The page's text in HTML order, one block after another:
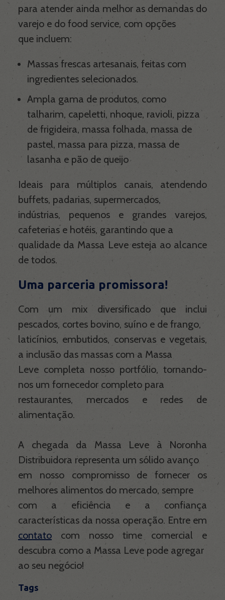
para atender ainda melhor as demandas do
varejo e do food service, com opções
que incluem:
Massas frescas artesanais, feitas com
ingredientes selecionados.
Ampla gama de produtos, como
talharim, capeletti, nhoque, ravioli, pizza
de frigideira, massa folhada, massa de
pastel, massa para pizza, massa de
lasanha e pão de queijo
Ideais para múltiplos canais, atendendo
buffets, padarias, supermercados,
indústrias, pequenos e grandes varejos,
cafeterias e hotéis, garantindo que a
qualidade da Massa Leve esteja ao alcance
de todos.
Uma parceria promissora!
Com um mix diversificado que inclui
pescados, cortes bovino, suíno e de frango,
laticínios, embutidos, conservas e vegetais,
a inclusão das massas com a Massa
Leve completa nosso portfólio, tornando-
nos um fornecedor completo para
restaurantes, mercados e redes de
alimentação.
A chegada da Massa Leve à Noronha
Distribuidora representa um sólido avanço
em nosso compromisso de fornecer os
melhores alimentos do mercado, sempre
com a eficiência e a confiança
características da nossa operação. Entre em
contato com nosso time comercial e
descubra como a Massa Leve pode agregar
ao seu negócio!
Tags